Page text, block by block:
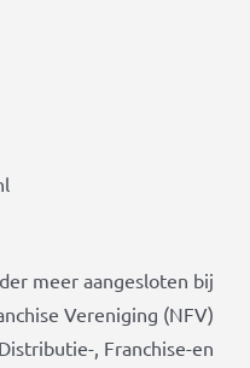
meer aangesloten bij
Vereniging (NFV)
, Franchise-en